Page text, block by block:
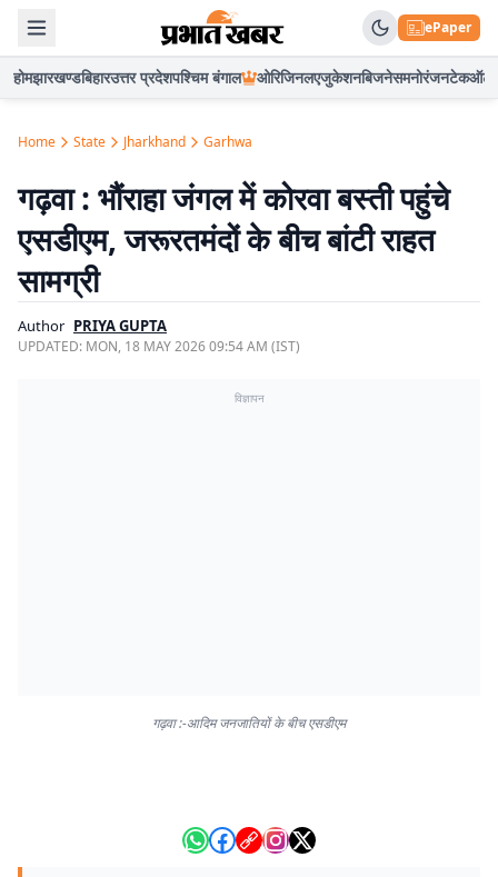
ePaper
होमझारखण्डबिहारउत्तर प्रदेशपश्चिम बंगाल ओरिजिनलएजुकेशनबिजनेसमनोरंजनटेकऑटो
Home State Jharkhand Garhwa
गढ़वा : भौंराहा जंगल में कोरवा बस्ती पहुंचे
एसडीएम, जरूरतमंदों के बीच बांटी राहत
सामग्री
Author PRIYA GUPTA
UPDATED: MON, 18 MAY 2026 09:54 AM (IST)
विज्ञापन
गढ़वा :-आदिम जनजातियों के बीच एसडीएम